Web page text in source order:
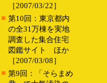
［2007/03/22］
■ 第10回：東京都内
の全31万棟を実地
調査した集合住宅
図鑑サイト ほか
［2007/03/08］
■ 第9回：「そらまめ